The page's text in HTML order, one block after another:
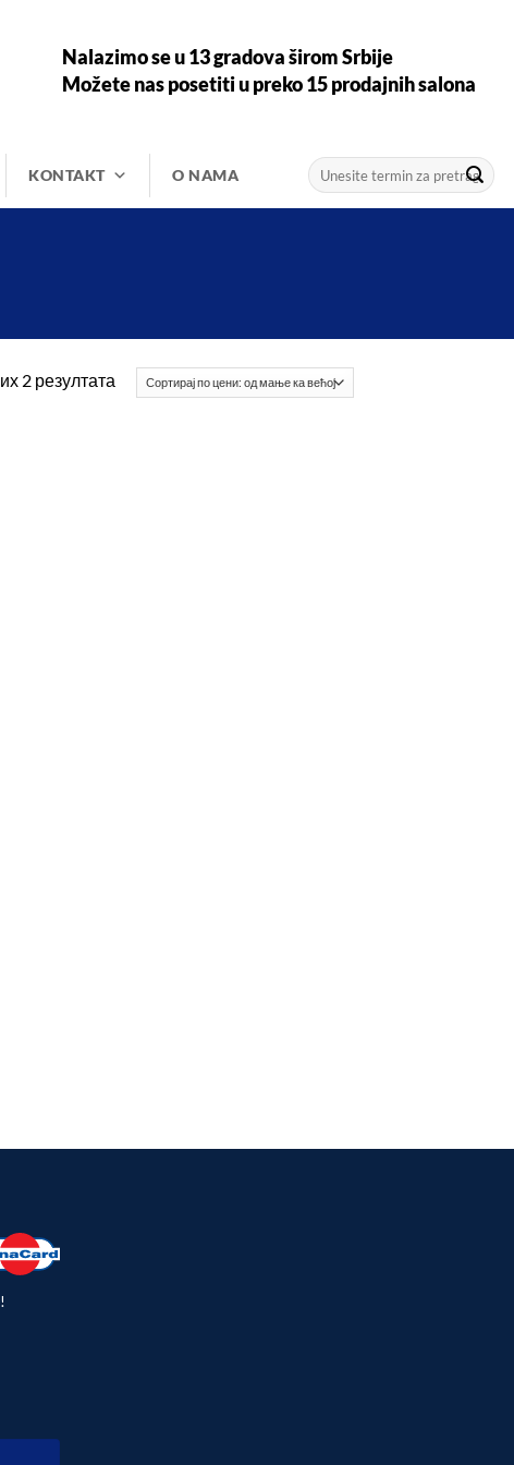
Nalazimo se u 13 gradova širom Srbije
Možete nas posetiti u preko 15 prodajnih salona
KONTAKT O NAMA
Претрага
за:
2 резултатаСортирано